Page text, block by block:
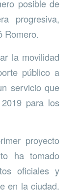
posible de
progresiva,
Romero.
la movilidad
público a
servicio que
para los
proyecto
ha tomado
oficiales y
en la ciudad.